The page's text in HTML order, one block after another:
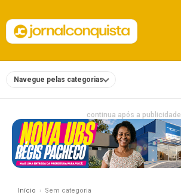
Navegue pelas categorias
continua após a publicidade
Início Sem categoria